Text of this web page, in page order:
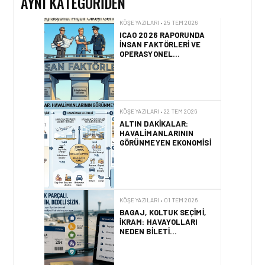
ALTIN DAKIKALAR:
HAVALIMANLARININ
GÖRÜNMEYEN EKONOMISI
BAGAJ, KOLTUK SEÇIMI,
İKRAM: HAVAYOLLARI
NEDEN BILETI
PARÇALARA AYIRIYOR?
BOEING, YENI NESIL 777-9
KOKPIT TASARIMI “İNSAN
FAKTÖRLERI” TESTLERINI
TAMAMLADI